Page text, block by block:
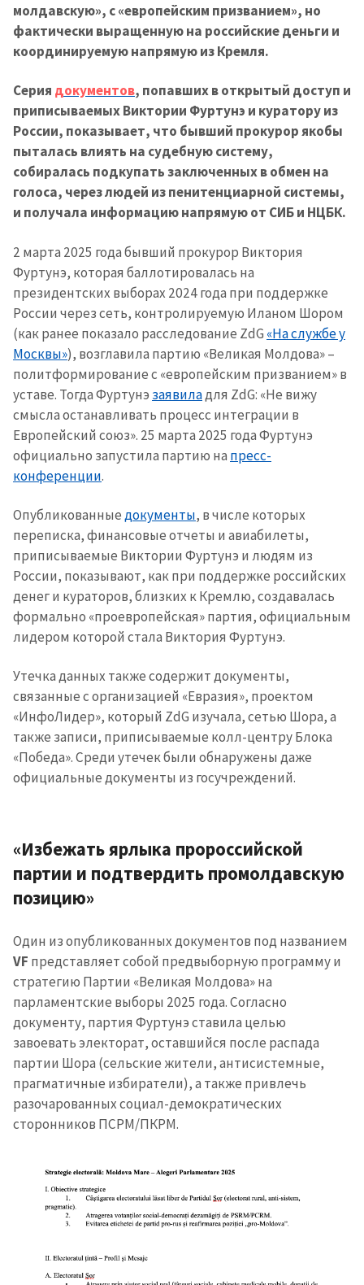
молдавскую», с «европейским призванием», но
фактически выращенную на российские деньги и
координируемую напрямую из Кремля.
Серия документов, попавших в открытый доступ и
приписываемых Виктории Фуртунэ и куратору из
России, показывает, что бывший прокурор якобы
пыталась влиять на судебную систему,
собиралась подкупать заключенных в обмен на
голоса, через людей из пенитенциарной системы,
и получала информацию напрямую от СИБ и НЦБК.
2 марта 2025 года бывший прокурор Виктория
Фуртунэ, которая баллотировалась на
президентских выборах 2024 года при поддержке
России через сеть, контролируемую Иланом Шором
(как ранее показало расследование ZdG «На службе у
Москвы»), возглавила партию «Великая Молдова» –
политформирование с «европейским призванием» в
уставе. Тогда Фуртунэ заявиладля ZdG: «Не вижу
смысла останавливать процесс интеграции в
Европейский союз». 25 марта 2025 года Фуртунэ
официально запустила партию на пресс-
конференции.
Опубликованныедокументы, в числе которых
переписка, финансовые отчеты и авиабилеты,
приписываемые Виктории Фуртунэ и людям из
России, показывают, как при поддержке российских
денег и кураторов, близких к Кремлю, создавалась
формально «проевропейская» партия, официальным
лидером которой стала Виктория Фуртунэ.
Утечка данных также содержит документы,
связанные с организацией «Евразия», проектом
«ИнфоЛидер», который ZdG изучала, сетью Шора, а
также записи, приписываемые колл-центру Блока
«Победа». Среди утечек были обнаружены даже
официальные документы из госучреждений.
«Избежать ярлыка пророссийской
партии и подтвердить промолдавскую
позицию»
Один из опубликованных документов под названием
VF представляет собой предвыборную программу и
стратегию Партии «Великая Молдова» на
парламентские выборы 2025 года. Согласно
документу, партия Фуртунэ ставила целью
завоевать электорат, оставшийся после распада
партии Шора (сельские жители, антисистемные,
прагматичные избиратели), а также привлечь
разочарованных социал-демократических
сторонников ПСРМ/ПКРМ.